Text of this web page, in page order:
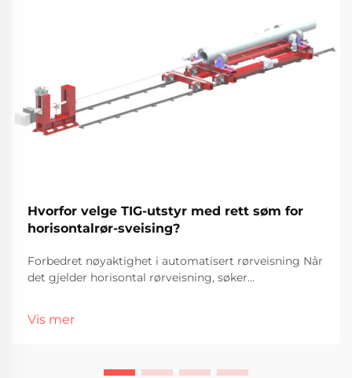
Hvorfor velge TIG-utstyr med rett søm for
horisontalrør-sveising?
Forbedret nøyaktighet i automatisert rørveisning Når
det gjelder horisontal rørveisning, søker
Blant de tilgjengelige teknologiene, finner vi at
Vis mer